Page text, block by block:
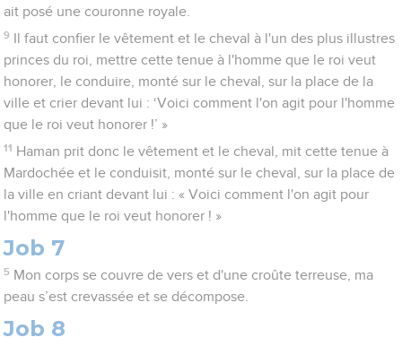
ait posé une couronne royale.
9
Il faut confier le vêtement et le cheval à l'un des plus illustres
princes du roi, mettre cette tenue à l'homme que le roi veut
honorer, le conduire, monté sur le cheval, sur la place de la
ville et crier devant lui : ‘Voici comment l'on agit pour l'homme
que le roi veut honorer !’ »
11 Haman prit donc le vêtement et le cheval, mit cette tenue à
Mardochée et le conduisit, monté sur le cheval, sur la place de
la ville en criant devant lui : « Voici comment l'on agit pour
l'homme que le roi veut honorer ! »
Job 7
5 Mon corps se couvre de vers et d'une croûte terreuse, ma
peau s’est crevassée et se décompose.
Job 8